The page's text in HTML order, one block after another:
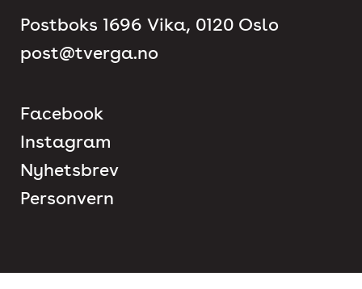
Postboks 1696 Vika, 0120 Oslo
post@tverga.no
Facebook
Instagram
Nyhetsbrev
Personvern